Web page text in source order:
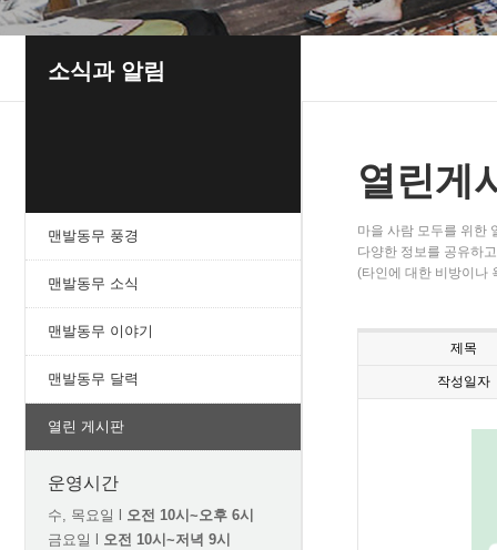
소식과 알림
맨발동무 풍경
맨발동무 소식
맨발동무 이야기
맨발동무 달력
열린 게시판
운영시간
수, 목요일 l
오전 10시~오후 6시
금요일 l 오전 10시~저녁 9시
열린게
마을 사람 모두를 위한
다양한 정보를 공유하
(타인에 대한 비방이나
제목
작성일자